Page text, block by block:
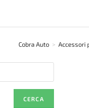
Cobra Auto > Accessori
CERCA